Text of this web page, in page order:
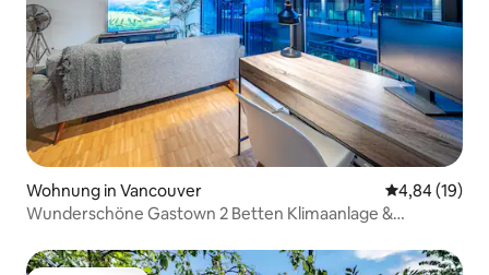
Wohnung in Vancouver
4,84 (19)
Wunderschöne Gastown 2 Betten Klimaanlage &